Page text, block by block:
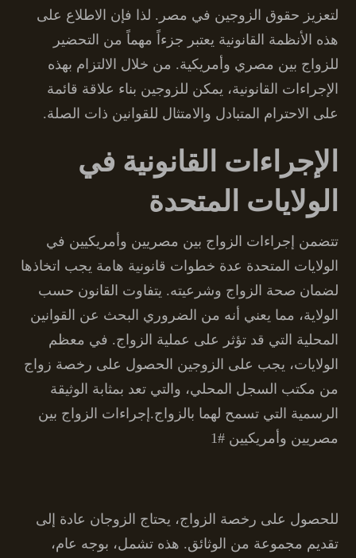
لتعزيز حقوق الزوجين في مصر. لذا فإن الاطلاع على
هذه الأنظمة القانونية يعتبر جزءاً مهماً من التحضير
للزواج بين مصري وأمريكية. من خلال الالتزام بهذه
الإجراءات القانونية، يمكن للزوجين بناء علاقة قائمة
على الاحترام المتبادل والامتثال للقوانين ذات الصلة.
الإجراءات القانونية في
الولايات المتحدة
تتضمن إجراءات الزواج بين مصريين وأمريكيين في
الولايات المتحدة عدة خطوات قانونية هامة يجب اتخاذها
لضمان صحة الزواج وشرعيته. يتفاوت القانون حسب
الولاية، مما يعني أنه من الضروري البحث عن القوانين
المحلية التي قد تؤثر على عملية الزواج. في معظم
الولايات، يجب على الزوجين الحصول على رخصة زواج
من مكتب السجل المحلي، والتي تعد بمثابة الوثيقة
الرسمية التي تسمح لهما بالزواج.إجراءات الزواج بين
مصريين وأمريكيين #1
للحصول على رخصة الزواج، يحتاج الزوجان عادة إلى
تقديم مجموعة من الوثائق. هذه تشمل، بوجه عام،